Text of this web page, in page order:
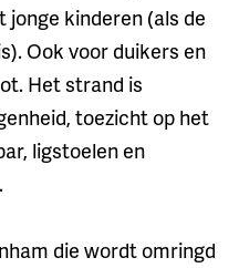
kinderen (als de
Ook voor duikers en
Het strand is
toezicht op het
ligstoelen en
die wordt omringd